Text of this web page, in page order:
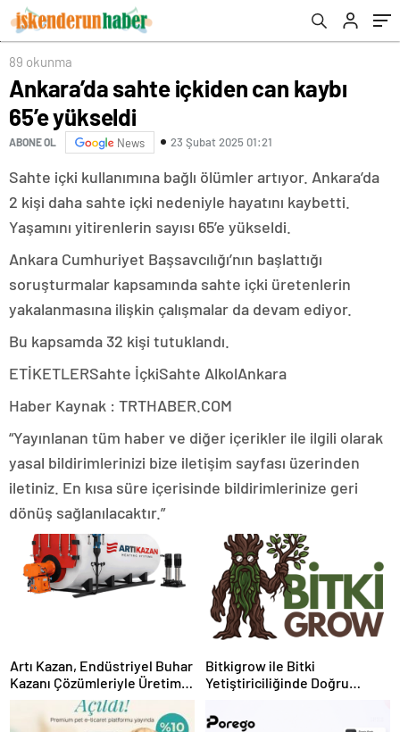
89 okunma
Ankara’da sahte içkiden can kaybı
65’e yükseldi
ABONE OL News 23 Şubat 2025 01:21
Sahte içki kullanımına bağlı ölümler artıyor. Ankara’da
2 kişi daha sahte içki nedeniyle hayatını kaybetti.
Yaşamını yitirenlerin sayısı 65’e yükseldi.
Ankara Cumhuriyet Başsavcılığı’nın başlattığı
soruşturmalar kapsamında sahte içki üretenlerin
yakalanmasına ilişkin çalışmalar da devam ediyor.
Bu kapsamda 32 kişi tutuklandı.
ETİKETLERSahte İçkiSahte AlkolAnkara
Haber Kaynak : TRTHABER.COM
“Yayınlanan tüm haber ve diğer içerikler ile ilgili olarak
yasal bildirimlerinizi bize iletişim sayfası üzerinden
iletiniz. En kısa süre içerisinde bildirimlerinize geri
dönüş sağlanılacaktır.”
Artı Kazan, Endüstriyel Buhar
Kazanı Çözümleriyle Üretim
Tesislerine Verimli Sistemler
Sunuyor
Bitkigrow ile Bitki
Yetiştiriciliğinde Doğru